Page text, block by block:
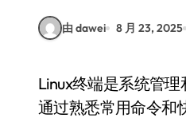
由 dawei 8 月 23, 2025
Linux终端是系统管理和开发工作中不可或缺的工具，掌握其高效使用方法能大幅提升工作效率。
通过熟悉常用命令和